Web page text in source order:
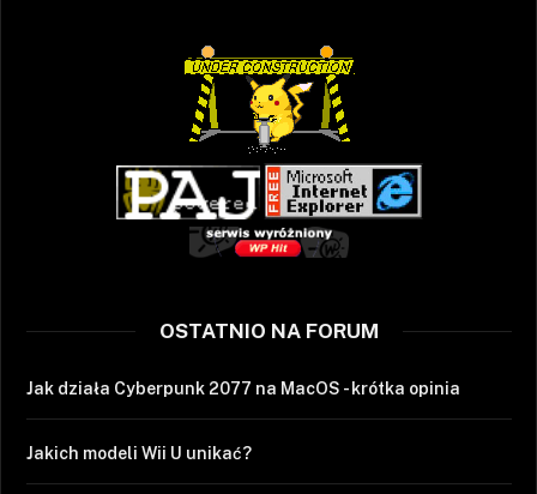
OSTATNIO NA FORUM
Jak działa Cyberpunk 2077 na MacOS - krótka opinia
Jakich modeli Wii U unikać?